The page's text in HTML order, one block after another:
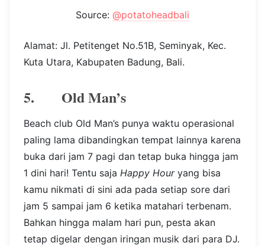
Source: @potatoheadbali
Alamat: Jl. Petitenget No.51B, Seminyak, Kec.
Kuta Utara, Kabupaten Badung, Bali.
5. Old Man’s
Beach club Old Man’s punya waktu operasional
paling lama dibandingkan tempat lainnya karena
buka dari jam 7 pagi dan tetap buka hingga jam
1 dini hari! Tentu saja Happy Houryang bisa
kamu nikmati di sini ada pada setiap sore dari
jam 5 sampai jam 6 ketika matahari terbenam.
Bahkan hingga malam hari pun, pesta akan
tetap digelar dengan iringan musik dari para DJ.